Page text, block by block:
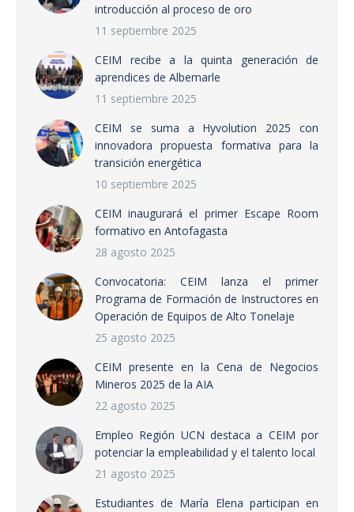
introducción al proceso de oro
11 septiembre 2025
CEIM recibe a la quinta generación de
aprendices de Albemarle
11 septiembre 2025
CEIM se suma a Hyvolution 2025 con
innovadora propuesta formativa para la
transición energética
10 septiembre 2025
CEIM inaugurará el primer Escape Room
formativo en Antofagasta
28 agosto 2025
Convocatoria: CEIM lanza el primer
Programa de Formación de Instructores en
Operación de Equipos de Alto Tonelaje
25 agosto 2025
CEIM presente en la Cena de Negocios
Mineros 2025 de la AIA
22 agosto 2025
Empleo Región UCN destaca a CEIM por
potenciar la empleabilidad y el talento local
21 agosto 2025
Estudiantes de María Elena participan en